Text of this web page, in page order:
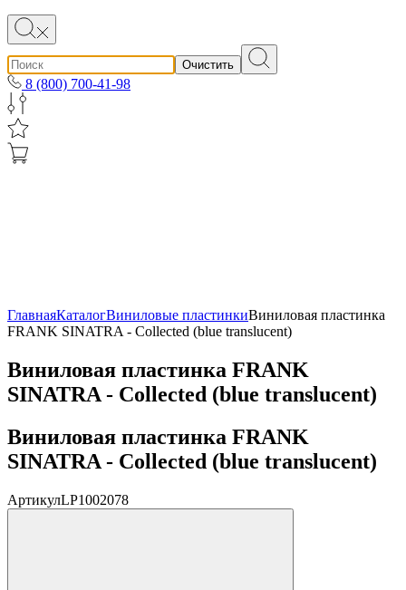
Очистить
8 (800) 700-41-98
ГлавнаяКаталогВиниловые пластинкиВиниловая пластинка
FRANK SINATRA - Collected (blue translucent)
Виниловая пластинка FRANK
SINATRA - Collected (blue translucent)
Виниловая пластинка FRANK
SINATRA - Collected (blue translucent)
АртикулLP1002078